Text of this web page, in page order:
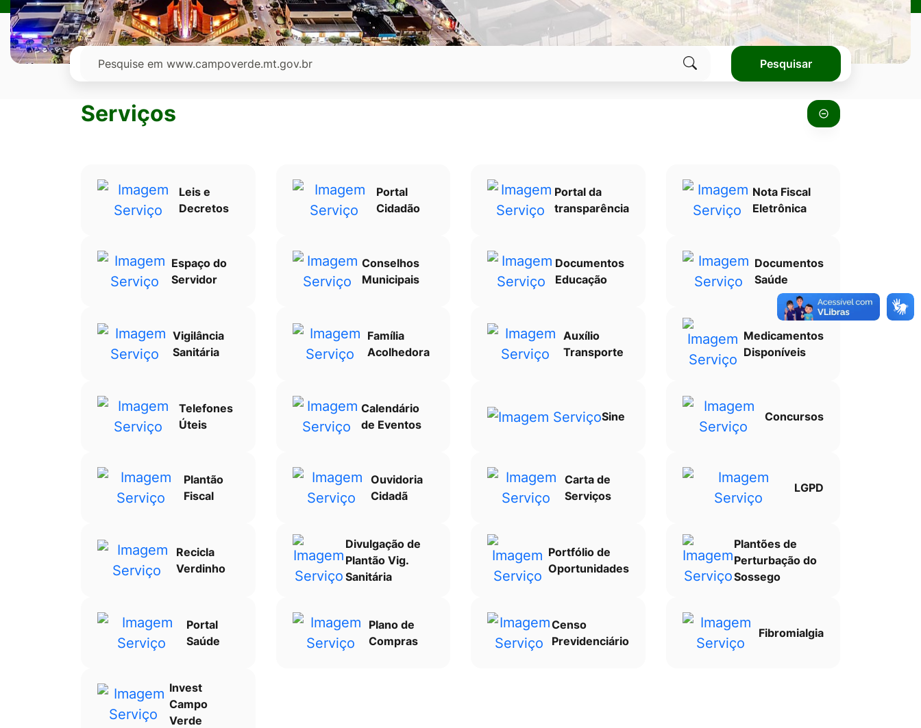
Ir
para
rodapé
Pesquisar
Clique
Pesquisar
Serviços
Leis e
Decretos
Portal
Cidadão
Portal da
transparência
Nota Fiscal
Eletrônica
Espaço do
Servidor
Conselhos
Municipais
Documentos
Educação
Documentos
Saúde
Vigilância
Sanitária
Família
Acolhedora
Auxílio
Transporte
Medicamentos
Disponíveis
Telefones
Úteis
Calendário
de Eventos
Sine Concursos
Plantão
Fiscal
Ouvidoria
Cidadã
Carta de
Serviços
LGPD
Recicla
Verdinho
Divulgação de
Plantão Vig.
Sanitária
Portfólio de
Oportunidades
Plantões de
Perturbação do
Sossego
Portal
Saúde
Plano de
Compras
Censo
Previdenciário
Fibromialgia
Invest
Campo
Verde